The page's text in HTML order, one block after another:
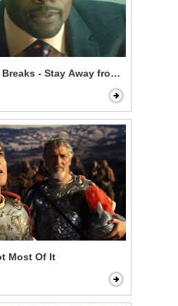
- Stay Away from Anna
Most Of It